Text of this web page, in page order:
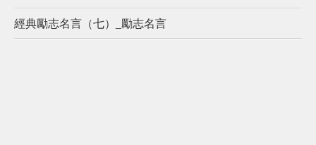
經典勵志名言（七）_勵志名言